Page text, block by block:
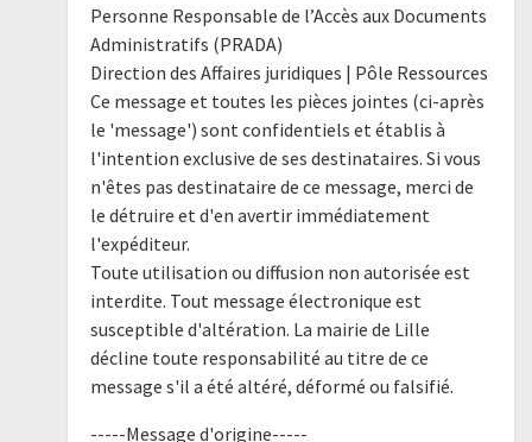
Personne Responsable de l’Accès aux Documents
Administratifs (PRADA)
Direction des Affaires juridiques | Pôle Ressources
Ce message et toutes les pièces jointes (ci-après
le 'message') sont confidentiels et établis à
l'intention exclusive de ses destinataires. Si vous
n'êtes pas destinataire de ce message, merci de
le détruire et d'en avertir immédiatement
l'expéditeur.
Toute utilisation ou diffusion non autorisée est
interdite. Tout message électronique est
susceptible d'altération. La mairie de Lille
décline toute responsabilité au titre de ce
message s'il a été altéré, déformé ou falsifié.
-----Message d'origine-----